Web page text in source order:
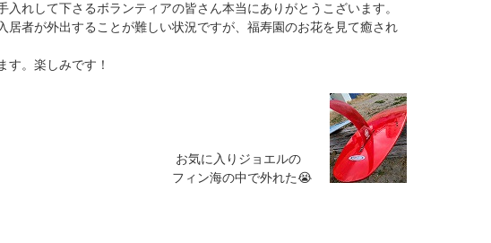
入れして下さるボランティアの皆さん本当にありがとうこざいます。
居者が外出することが難しい状況ですが、福寿園のお花を見て癒され
す。楽しみです！
ジョエルの
中で外れた😭